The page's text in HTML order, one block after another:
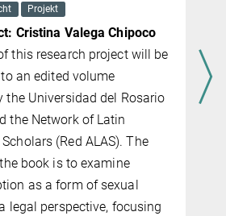
will be
Rosario
The
focusing
Projekt
Projektleitung:
Markus Kneer,
Sowohl die
alltägliche
beruhen auf einer
Psychologie, die
ein durch
Zustände